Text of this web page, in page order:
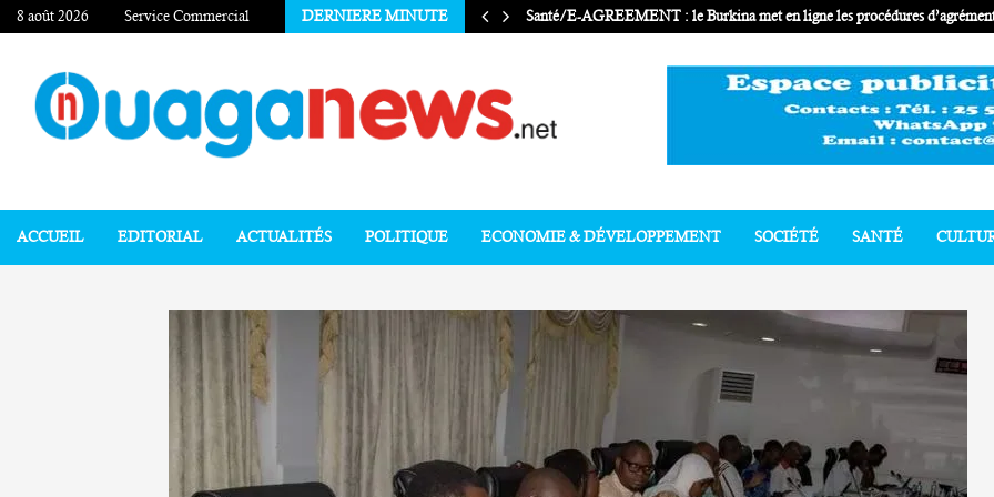
8 août 2026 Service Commercial DERNIERE MINUTE Santé/E-AGREEMENT : le Burkina met en ligne les procédures
ACCUEIL EDITORIAL ACTUALITÉS POLITIQUE ECONOMIE & DÉVELOPPEMENT SOCIÉTÉ SANTÉ